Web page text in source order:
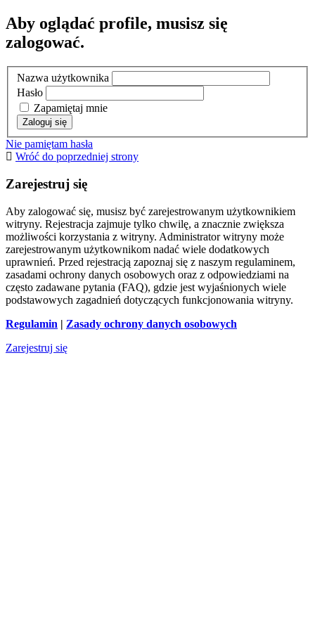
Aby oglądać profile, musisz się
zalogować.
Nazwa użytkownika
Hasło
Zapamiętaj mnie
Nie pamiętam hasła
Wróć do poprzedniej strony
Zarejestruj się
Aby zalogować się, musisz być zarejestrowanym użytkownikiem
witryny. Rejestracja zajmuje tylko chwilę, a znacznie zwiększa
możliwości korzystania z witryny. Administrator witryny może
zarejestrowanym użytkownikom nadać wiele dodatkowych
uprawnień. Przed rejestracją zapoznaj się z naszym regulaminem,
zasadami ochrony danych osobowych oraz z odpowiedziami na
często zadawane pytania (FAQ), gdzie jest wyjaśnionych wiele
podstawowych zagadnień dotyczących funkcjonowania witryny.
Regulamin | Zasady ochrony danych osobowych
Zarejestruj się